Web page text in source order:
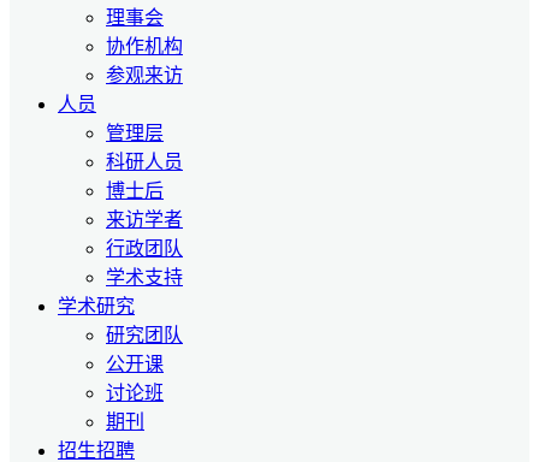
理事会
协作机构
参观来访
人员
管理层
科研人员
博士后
来访学者
行政团队
学术支持
学术研究
研究团队
公开课
讨论班
期刊
招生招聘